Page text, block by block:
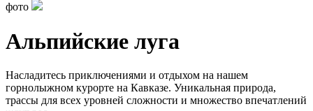
фото
Альпийские луга
Насладитесь приключениями и отдыхом на нашем
горнолыжном курорте на Кавказе. Уникальная природа,
трассы для всех уровней сложности и множество впечатлений